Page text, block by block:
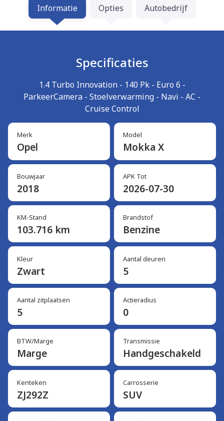
Informatie Opties Autobedrijf
Specificaties
1.4 Turbo Innovation - 140 Pk - Euro 6 -
ParkeerCamera - Stoelverwarming - Navi - AC -
Cruise Control
Merk
Opel
Model
Mokka X
Bouwjaar
2018
APK Tot
2026-07-30
KM-Stand
103.716 km
Brandstof
Benzine
Kleur
Zwart
Aantal deuren
5
Aantal zitplaatsen
5
Actieradius
0
BTW/Marge
Marge
Transmissie
Handgeschakeld
Kenteken
ZJ292Z
Carrosserie
SUV